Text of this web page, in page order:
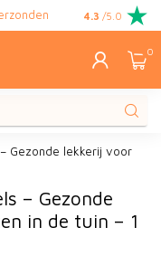
Gratis
4.3 /5.0
0
Gezonde lekkerij voor
– Gezonde
in de tuin – 1